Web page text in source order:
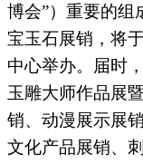
博会”）重要的组
宝玉石展销，将
中心举办。届时
玉雕大师作品展
销、动漫展示展
文化产品展销、